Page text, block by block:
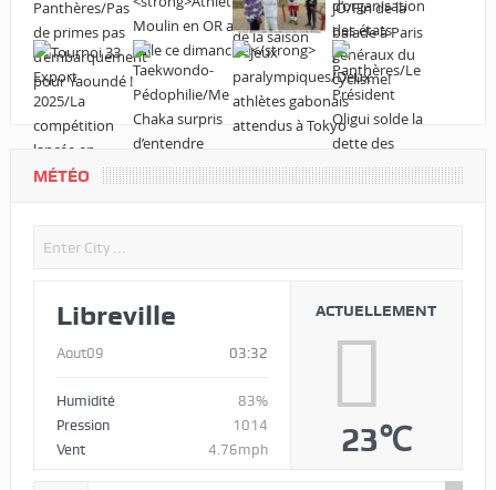
MÉTÉO
Libreville
Aout09 03:32
Humidité
83%
Pression
1014
Vent
4.76mph
ACTUELLEMENT
23℃